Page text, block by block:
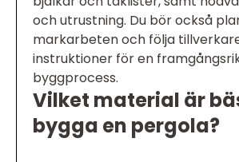
och utrustning. Du bör också
markarbeten och följa
instruktioner för en
byggprocess.
Vilket material är
bygga en pergola?